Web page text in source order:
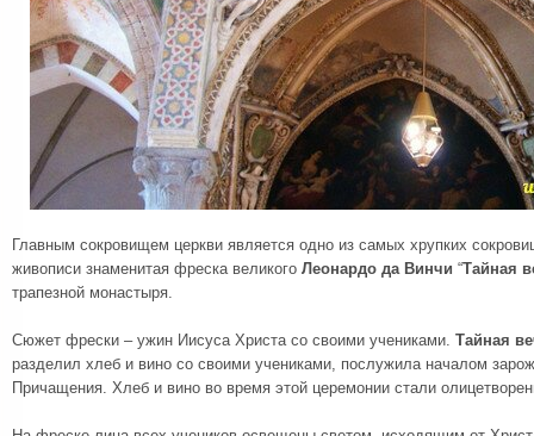
Главным сокровищем церкви является одно из самых хрупких
живописи знаменитая фреска великого Леонардо да Винчи “Тайная
трапезной монастыря.
Сюжет фрески – ужин Иисуса Христа со своими учениками. Тайная
разделил хлеб и вино со своими учениками, послужила началом
Причащения. Хлеб и вино во время этой церемонии стали